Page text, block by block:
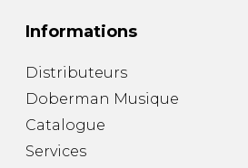
Informations
Distributeurs
Doberman Musique
Catalogue
Services